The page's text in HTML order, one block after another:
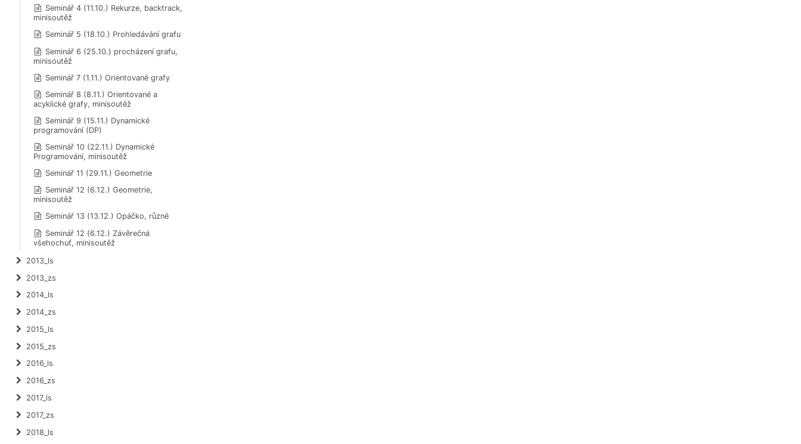
Seminář 4 (11.10.) Rekurze, backtrack,
minisoutěž
Seminář 5 (18.10.) Prohledávání grafu
Seminář 6 (25.10.) procházení grafu,
minisoutěž
Seminář 7 (1.11.) Orientované grafy
Seminář 8 (8.11.) Orientované a
acyklické grafy, minisoutěž
Seminář 9 (15.11.) Dynamické
programování (DP)
Seminář 10 (22.11.) Dynamické
Programování, minisoutěž
Seminář 11 (29.11.) Geometrie
Seminář 12 (6.12.) Geometrie,
minisoutěž
Seminář 13 (13.12.) Opáčko, různé
Seminář 12 (6.12.) Závěrečná
všehochuť, minisoutěž
2013_ls
2013_zs
2014_ls
2014_zs
2015_ls
2015_zs
2016_ls
2016_zs
2017_ls
2017_zs
2018_ls